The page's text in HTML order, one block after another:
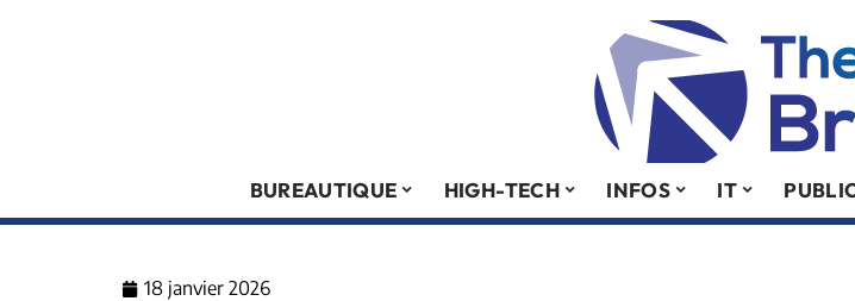
BUREAUTIQUE HIGH-TECH INFOS IT
18 janvier 2026